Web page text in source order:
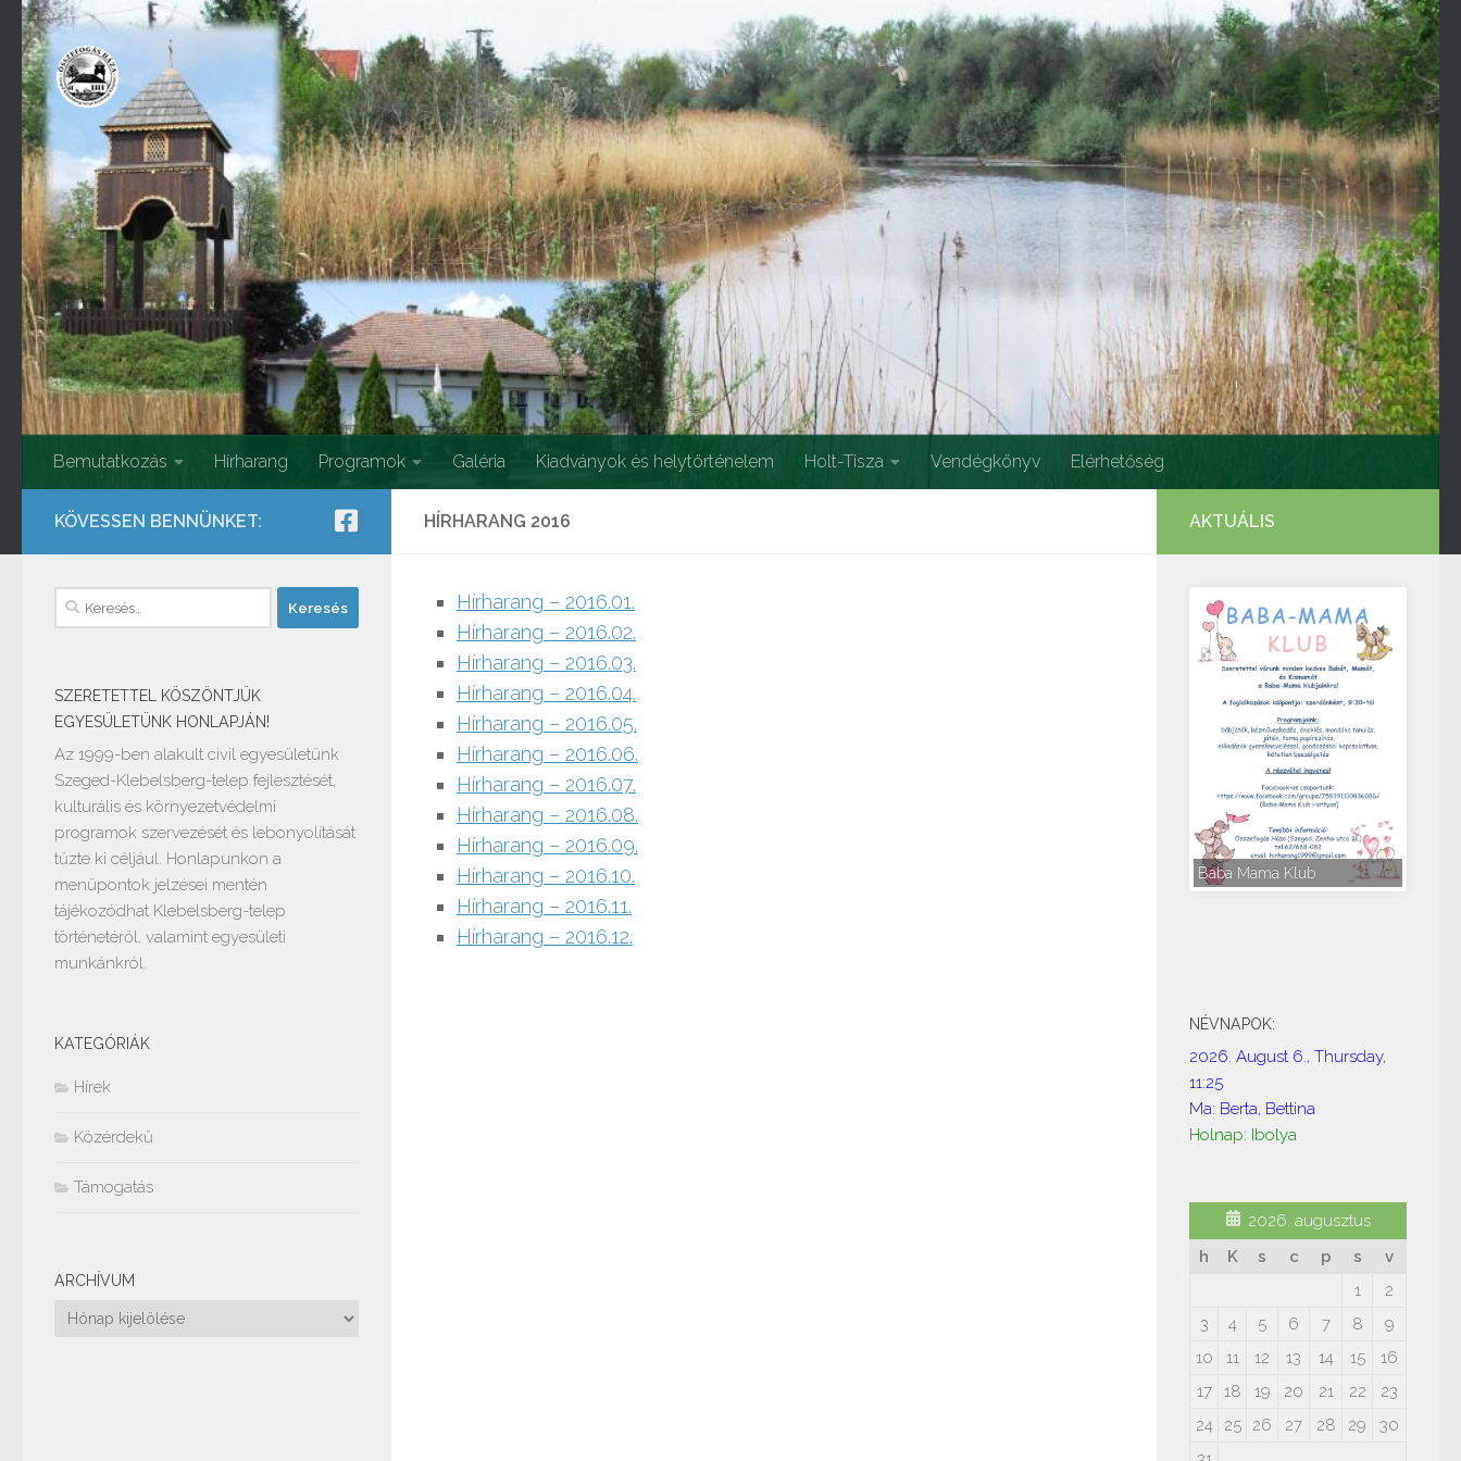
Skip to content
Bemutatkozás Hírharang Programok Galéria Kiadványok és helytörténelem Holt-Tisza Vendégkönyv Elérhetőség
HÍRHARANG 2016
Hírharang – 2016.01.
Hírharang – 2016.02.
Hírharang – 2016.03.
Hírharang – 2016.04.
Hírharang – 2016.05.
Hírharang – 2016.06.
Hírharang – 2016.07.
Hírharang – 2016.08.
Hírharang – 2016.09.
Hírharang – 2016.10.
Hírharang – 2016.11.
Hírharang – 2016.12.
KÖVESSEN BENNÜNKET:
Keresés:
SZERETETTEL KÖSZÖNTJÜK
EGYESÜLETÜNK HONLAPJÁN!
Az 1999-ben alakult civil egyesületünk
Szeged-Klebelsberg-telep fejlesztését,
kulturális és környezetvédelmi
programok szervezését és lebonyolítását
tűzte ki céljául. Honlapunkon a
menüpontok jelzései mentén
tájékozódhat Klebelsberg-telep
történetéről, valamint egyesületi
munkánkról.
KATEGÓRIÁK
Hírek
Közérdekű
Támogatás
ARCHÍVUM
Archívum
AKTUÁLIS
Baba Mama Klub
NÉVNAPOK:
2026. August 6., Thursday,
11:25
Ma: Berta, Bettina
Holnap: Ibolya
2026. augusztus
h
K s c p s
v
1
2
3
4 5 6 7 8
9
10
11 12 13 14 15
16
17
18 19 20 21 22
23
24
25 26 27 28 29
30